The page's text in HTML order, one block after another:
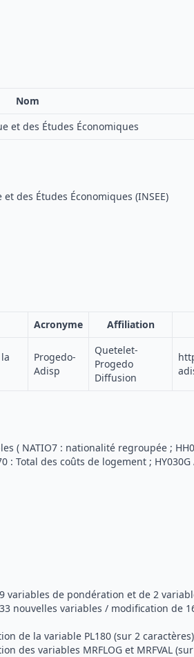
Nom
et des Études Économiques
des Études Économiques (INSEE)
Acronyme Affiliation
Progedo-
Adisp
Quetelet-
Progedo
Diffusion
( NATIO7 : nationalité regroupée ;
: Total des coûts de logement ; HY030G
variables de pondération et de 2
nouvelles variables / modification de
de la variable PL180 (sur 2
des variables MRFLOG et MRFVAL